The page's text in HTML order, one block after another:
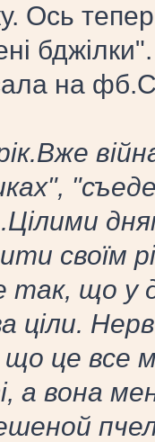
Ось
на
своїм
так, що у
ціли.
це все
а вона